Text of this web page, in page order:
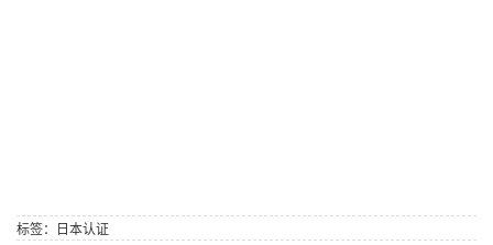
标签： 日本认证